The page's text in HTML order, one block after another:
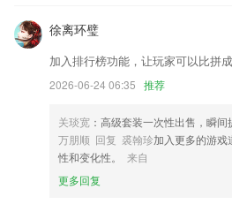
3.收录医考全科题库，紧随考点大纲，集
机交互式练习带你身临其境。
4.·有着众多练习方式可以，根据自己的练
5.考试大纲功能，可以查看到考试的大纲
6.视频文字多位一体，应试细节一目了然
大红鹰dhy优惠大厅更新了什么?
徐离环璧
加入排行榜功能，让玩家可以比拼
2026-06-24 06:35 推荐
关琰宽 ：高级套装一次性出售，瞬间
万朋顺 回复 裘翰珍加入更多的游
性和变化性。
来自
更多回复